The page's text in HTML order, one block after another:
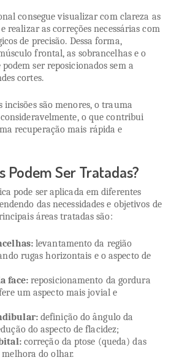
consegue visualizar com clareza as
realizar as correções necessárias com
de precisão. Dessa forma,
frontal, as sobrancelhas e o
ser reposicionados sem a
cortes.
incisões são menores, o trauma
o que contribui
recuperação mais rápida e
Podem Ser Tratadas?
pode ser aplicada em diferentes
das necessidades e objetivos de
áreas tratadas são:
levantamento da região
rugas horizontais e o aspecto de
face:reposicionamento da gordura
um aspecto mais jovial e
definição do ângulo da
do aspecto de flacidez;
correção da ptose (queda) das
do olhar.